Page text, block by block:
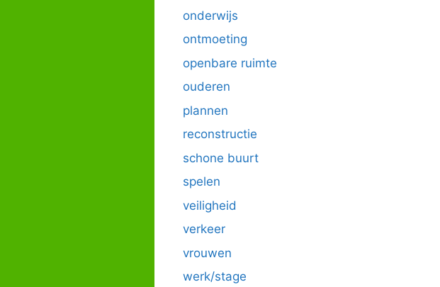
onderwijs
ontmoeting
openbare ruimte
ouderen
plannen
reconstructie
schone buurt
spelen
veiligheid
verkeer
vrouwen
werk/stage